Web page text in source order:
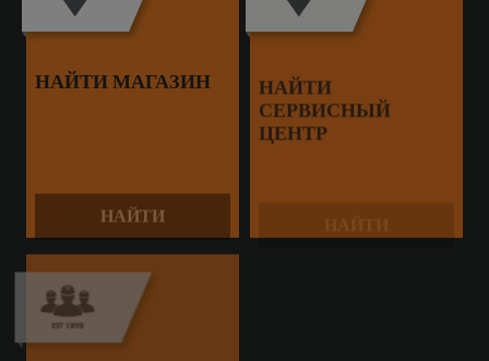
НАЙТИ МАГАЗИН
НАЙТИ
НАЙТИ
СЕРВИСНЫЙ
ЦЕНТР